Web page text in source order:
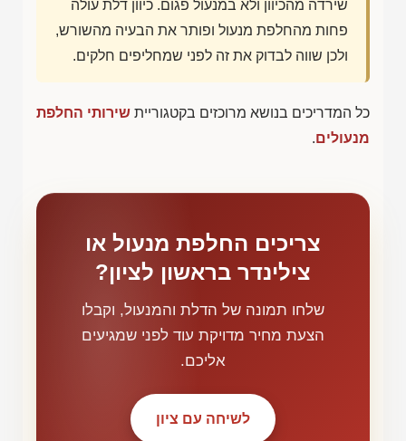
שירדה מהכיוון ולא במנעול פגום. כיוון דלת עולה
פחות מהחלפת מנעול ופותר את הבעיה מהשורש,
ולכן שווה לבדוק את זה לפני שמחליפים חלקים.
כל המדריכים בנושא מרוכזים בקטגוריית שירותי החלפת
מנעולים.
צריכים החלפת מנעול או
צילינדר בראשון לציון?
שלחו תמונה של הדלת והמנעול, וקבלו
הצעת מחיר מדויקת עוד לפני שמגיעים
אליכם.
לשיחה עם ציון